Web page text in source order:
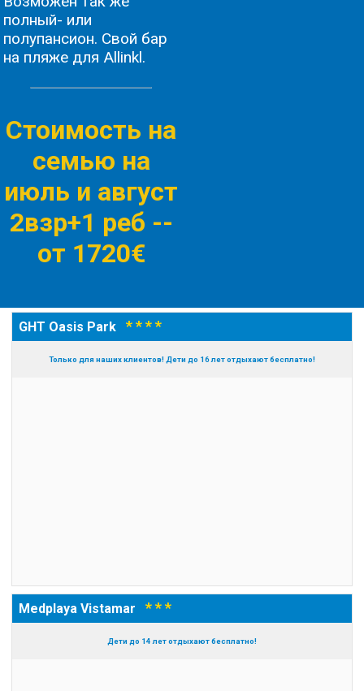
полный- или
полупансион. Свой бар
на пляже для Allinkl.
Стоимость на
семью на
июль и август
2взр+1 реб --
от 1720€
GHT Oasis Park* * * *
Только для наших клиентов! Дети до 16 лет отдыхают бесплатно!
Medplaya Vistamar* * *
Дети до 14 лет отдыхают бесплатно!